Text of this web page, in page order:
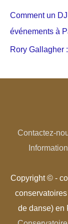
Comment un
événements à
Rory Gallagher
Contactez-
Copyright © -
de danse) en